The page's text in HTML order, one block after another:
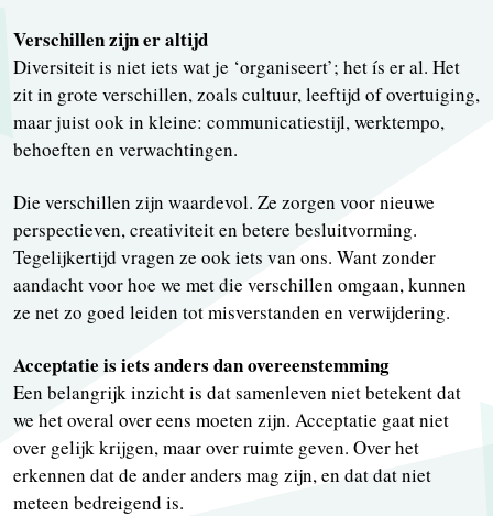
Verschillen zijn er altijd
Diversiteit is niet iets wat je ‘organiseert’; het ís er al. Het
zit in grote verschillen, zoals cultuur, leeftijd of overtuiging,
maar juist ook in kleine: communicatiestijl, werktempo,
behoeften en verwachtingen.
Die verschillen zijn waardevol. Ze zorgen voor nieuwe
perspectieven, creativiteit en betere besluitvorming.
Tegelijkertijd vragen ze ook iets van ons. Want zonder
aandacht voor hoe we met die verschillen omgaan, kunnen
ze net zo goed leiden tot misverstanden en verwijdering.
Acceptatie is iets anders dan overeenstemming
Een belangrijk inzicht is dat samenleven niet betekent dat
we het overal over eens moeten zijn. Acceptatie gaat niet
over gelijk krijgen, maar over ruimte geven. Over het
erkennen dat de ander anders mag zijn, en dat dat niet
meteen bedreigend is.